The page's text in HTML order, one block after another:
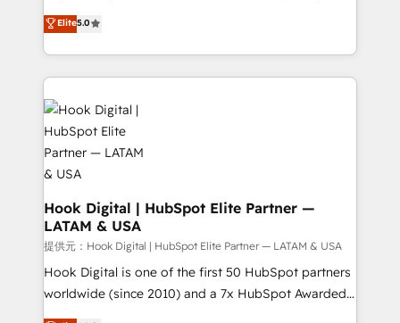
HubSpot partners 🔄 Top 5% globally in client
retention 📅 8+ years of consistent results since 2017
move beyond spreadsheets into unified systems
that drive real business results.
achieve real growth. We specialize in delivering
tailored solutions that drive results by leveraging
HubSpot’s platform and data to fuel success.
Technical Solutions: - HubSpot Technical Consulting -
HubSpot CRM Implementation - HubSpot
Onboarding - Data Migration & Integrations -
Technical Audit & Optimization Strategic Solutions: -
Revenue Operations - Inbound Marketing -
Outbound Marketing - HubSpot CMS Website
Design & Development We empower our clients to
reach their full potential by providing transparent,
relationship-driven support. With over 300 HubSpot
certifications and accreditations, we deliver both the
technical know-how and strategic guidance you
Elite5.0
Hook Digital | HubSpot Elite Partner —
LATAM & USA
提供元：Hook Digital | HubSpot Elite Partner — LATAM & USA
Hook Digital is one of the first 50 HubSpot partners
worldwide (since 2010) and a 7x HubSpot Awarded
Elite Partner. With 500+ projects across the U.S.,